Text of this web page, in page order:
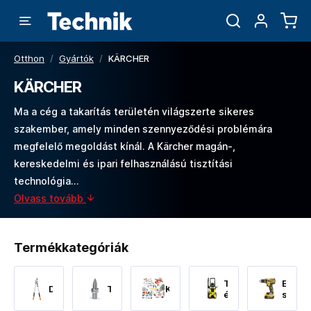
Otthon / Gyártók / KÄRCHER
KÄRCHER
Ma a cég a takarítás területén világszerte sikeres
szakember, amely minden szennyeződési problémára
megfelelő megoldást kínál. A Kärcher magán-,
kereskedelmi és ipari felhasználású tisztítási
technológia…
Olvass tovább
Termékkategóriák
DualAction™ Thermdrill KéziszerszámokTisztitás
és